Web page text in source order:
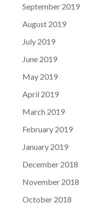
September 2019
August 2019
July 2019
June 2019
May 2019
April 2019
March 2019
February 2019
January 2019
December 2018
November 2018
October 2018